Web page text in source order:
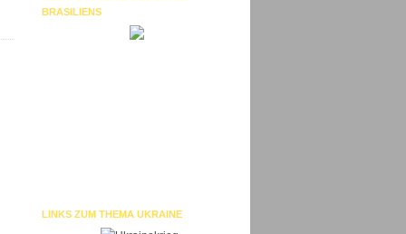
BRASILIENS
LINKS ZUM THEMA UKRAINE